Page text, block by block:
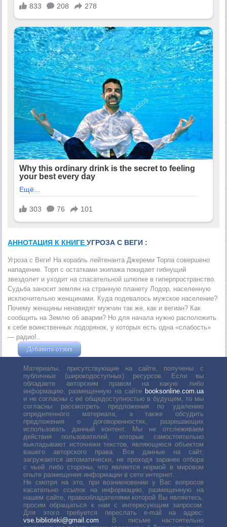
АННОТАЦИЯ К КНИГЕУГРОЗА С ВЕГИ :
Угроза с Веги! На корабль лейтенанта Джереми Торпа совершено
нападение. Торп с остатками экипажа покидает гибнущий
звездолет и уходит на спасательной шлюпке в гиперпространство.
Судьба заносит землян на странную планету Лодор, населенную
исключительно женщинами. Куда подевалось мужское население?
Почему женщины ненавидят мужчин так же, как и вегиан? Как
сообщить на Землю об аварии? Но для начала нужно расположить
к себе воинственных лодорянок, у которых есть одна «слабость»
— радио!..
Добавить отзыв
Материалы, присутствующие на сайте, получены с
публичных (широкодоступных) ресурсов. Если вы
обладаете авторским правом на какую либо
информацию, размещенную на сайте booksonline.com.ua
и не согласны с её общедоступностью в будущем, то мы
согласны рассмотреть предложения по удалению
определенного материала, а также обсудить
предложения о договоренностях, разрешающих
использовать данный контент. Мы не отслеживаем
действия пользователей, которые самостоятельно
выкладывают источники текстов, являющиеся объектом
вашего авторского права. Все данные на сайт,
загружаются автоматически, не проходя заранее отбора
с чьей либо стороны, что является нормой в мировом
опыте размещения информации в сети интернет.
Не смотря на это, при возникновении у Вас вопросов
касательно ссылок на информацию, размещенную на
нашем сайте, правообладателями которой Вы являетесь,
просим обращаться к нам с интересующим запросом.
Для этого требуется переслать е-mail на адрес:
vse.biblioteki@gmail.com. В письме настоятельно